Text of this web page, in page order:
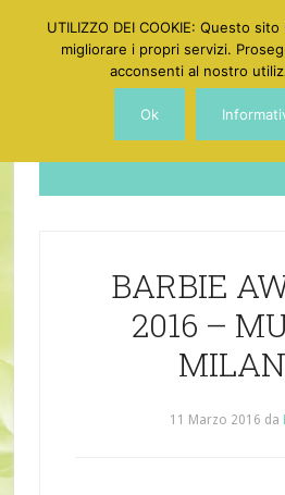
BARBIE
2016 –
11 Marzo 2016 da
UTILIZZO DEI COOKIE: Questo
migliorare i propri servizi.
acconsenti al nostro
Ok